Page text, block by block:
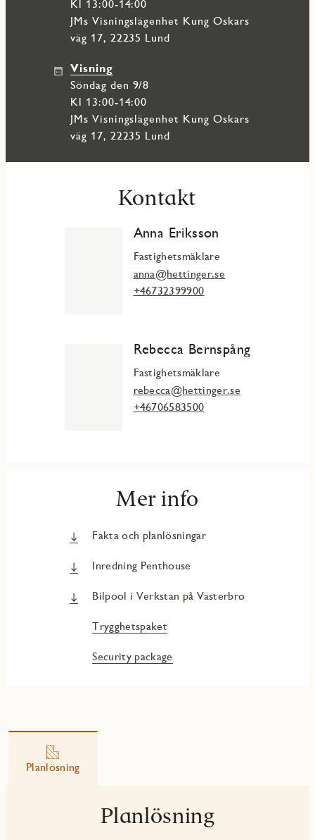
Kl 13:00-14:00
JMs Visningslägenhet Kung Oskars
väg 17, 22235 Lund
Visning
söndag den 9/8
Kl 13:00-14:00
JMs Visningslägenhet Kung Oskars
väg 17, 22235 Lund
Kontakt
Anna Eriksson
Fastighetsmäklare
anna@hettinger.se
+46732399900
Rebecca Bernspång
Fastighetsmäklare
rebecca@hettinger.se
+46706583500
Mer info
Fakta och planlösningar
Inredning Penthouse
Bilpool i Verkstan på Västerbro
Trygghetspaket
Security package
Planlösning
Planlösning